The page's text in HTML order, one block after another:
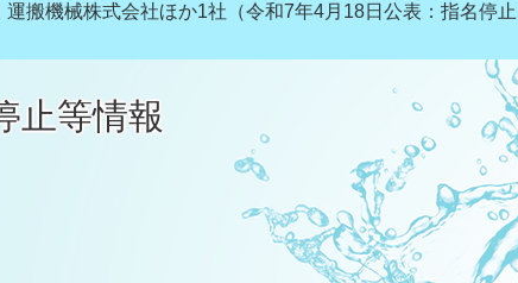
運搬機械株式会社ほか1社（令和7年4月18日公表：指名停止
止等情報